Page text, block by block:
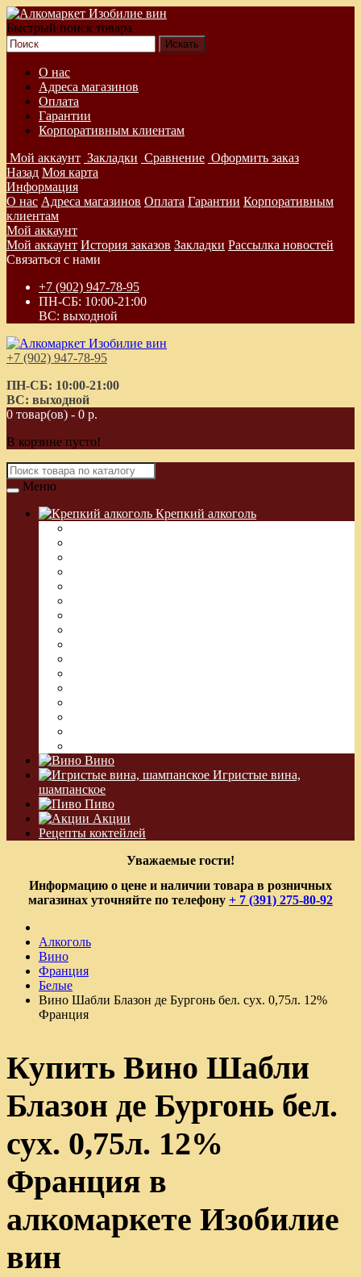
Быстрый поиск товара
О нас
Адреса магазинов
Оплата
Гарантии
Корпоративным клиентам
Мой аккаунт Закладки Сравнение Оформить заказ
Назад Моя карта
Информация
О нас Адреса магазинов Оплата Гарантии Корпоративным
клиентам
Мой аккаунт
Мой аккаунт История заказов Закладки Рассылка новостей
Связаться с нами
+7 (902) 947-78-95
ПН-СБ: 10:00-21:00
ВС: выходной
+7 (902) 947-78-95
ПН-СБ: 10:00-21:00
ВС: выходной
0 товар(ов) - 0 р.
В корзине пусто!
Меню
Крепкий алкоголь
Вино
Игристые вина,
шампанское
Пиво
Акции
Рецепты коктейлей
Уважаемые гости!
Информацию о цене и наличии товара в розничных
магазинах уточняйте по телефону + 7 (391) 275-80-92
Алкоголь
Вино
Франция
Белые
Вино Шабли Блазон де Бургонь бел. сух. 0,75л. 12%
Франция
Купить Вино Шабли
Блазон де Бургонь бел.
сух. 0,75л. 12%
Франция в
алкомаркете Изобилие
вин